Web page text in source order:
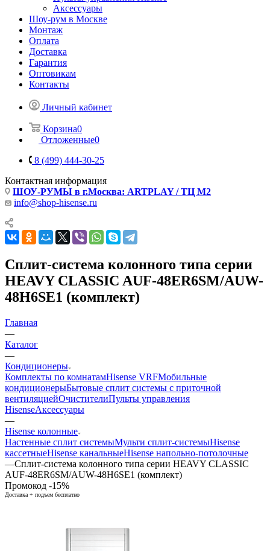
Аксессуары
Шоу-рум в Москве
Монтаж
Оплата
Доставка
Гарантия
Оптовикам
Контакты
Личный кабинет
Корзина0
Отложенные0
8 (499) 444-30-25
Контактная информация
ШОУ-РУМЫ в г.Москва: ARTPLAY / ТЦ М2
info@shop-hisense.ru
Сплит-система колонного типа серии
HEAVY CLASSIC AUF-48ER6SM/AUW-
48H6SE1 (комплект)
Главная
—
Каталог
—
Кондиционеры
Комплекты по комнатамHisense VRFМобильные
кондиционерыБытовые сплит системы с приточной
вентиляциейОчистителиПульты управления
HisenseАксессуары
—
Hisense колонные
Настенные сплит системыМульти сплит-системыHisense
кассетныеHisense канальныеHisense напольно-потолочные
—Сплит-система колонного типа серии HEAVY CLASSIC
AUF-48ER6SM/AUW-48H6SE1 (комплект)
Промокод -15%
Доставка + подъем бесплатно